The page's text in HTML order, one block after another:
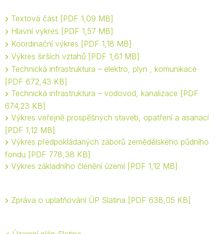
Textová část PDF 1,09 MB
Hlavní výkres
PDF 1,57 MB
Koordinační výkres
PDF 1,18 MB
Výkres širších vztahů
PDF 1,61 MB
Technická infrastruktura – elektro, plyn , komunikace
PDF 672,43 KB
Technická infrastruktura – vodovod, kanalizace
PDF
674,23 KB
Výkres veřejně prospěšných staveb, opatření a asanací
PDF 1,12 MB
Výkres předpokládaných záborů zemědělského půdního
fondu
PDF 778,38 KB
Výkres základního členění území PDF 1,12 MB
Zpráva o uplatňování ÚP Slatina PDF 638,05 KB